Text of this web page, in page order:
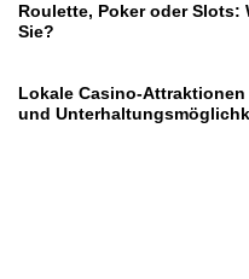
Roulette, Poker oder
Sie?
Lokale Casino-
und